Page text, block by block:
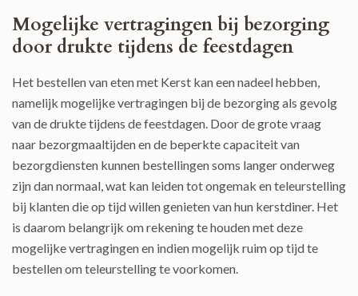
Mogelijke vertragingen bij bezorging
door drukte tijdens de feestdagen
Het bestellen van eten met Kerst kan een nadeel hebben,
namelijk mogelijke vertragingen bij de bezorging als gevolg
van de drukte tijdens de feestdagen. Door de grote vraag
naar bezorgmaaltijden en de beperkte capaciteit van
bezorgdiensten kunnen bestellingen soms langer onderweg
zijn dan normaal, wat kan leiden tot ongemak en teleurstelling
bij klanten die op tijd willen genieten van hun kerstdiner. Het
is daarom belangrijk om rekening te houden met deze
mogelijke vertragingen en indien mogelijk ruim op tijd te
bestellen om teleurstelling te voorkomen.